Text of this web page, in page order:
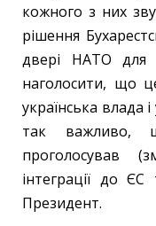
кожного з них
рішення
двері НАТО для
наголосити, що
українська влада
так важливо,
проголосував
інтеграції до
Президент.